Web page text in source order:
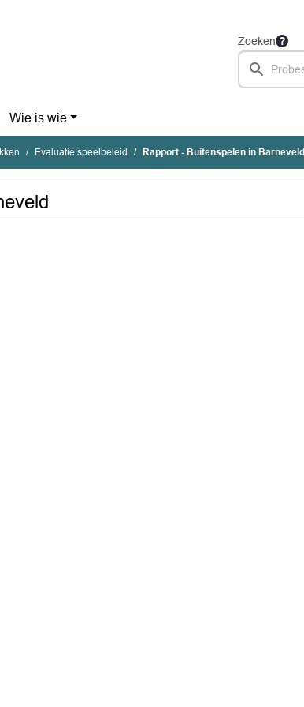
Zoeken
Wie is wie
Evaluatie speelbeleid Rapport - Buitenspelen in Barneveld